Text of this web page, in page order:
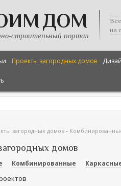
ДОМ
строительный портал
на
Проекты загородных домов
загородных домов -
домов
Комбинированные